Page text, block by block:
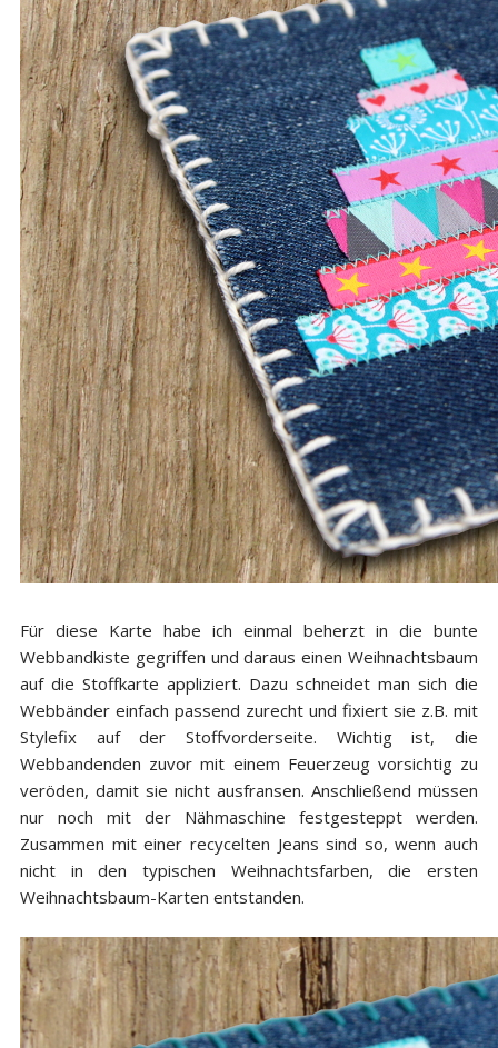
Für diese Karte habe ich einmal beherzt in die bunte
Webbandkiste gegriffen und daraus einen Weihnachtsbaum
auf die Stoffkarte appliziert. Dazu schneidet man sich die
Webbänder einfach passend zurecht und fixiert sie z.B. mit
Stylefix auf der Stoffvorderseite. Wichtig ist, die
Webbandenden zuvor mit einem Feuerzeug vorsichtig zu
veröden, damit sie nicht ausfransen. Anschließend müssen
nur noch mit der Nähmaschine festgesteppt werden.
Zusammen mit einer recycelten Jeans sind so, wenn auch
nicht in den typischen Weihnachtsfarben, die ersten
Weihnachtsbaum-Karten entstanden.